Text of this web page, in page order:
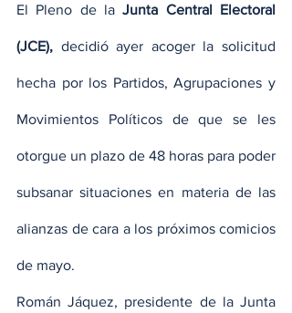
El Pleno de la Junta Central Electoral
(JCE), decidió ayer acoger la solicitud
hecha por los Partidos, Agrupaciones y
Movimientos Políticos de que se les
otorgue un plazo de 48 horas para poder
subsanar situaciones en materia de las
alianzas de cara a los próximos comicios
de mayo.
Román Jáquez, presidente de la Junta